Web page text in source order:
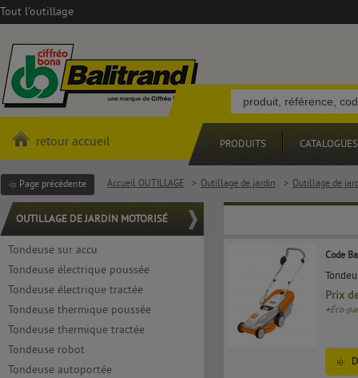
Tout l'outillage
retour accueil PRODUITS CATALOGUES
Page précédente Accueil OUTILLAGE > Outillage de jardin > Outillage de
OUTILLAGE DE JARDIN MOTORISÉ
Tondeuse sur accu
Tondeuse électrique poussée
Tondeuse électrique tractée
Tondeuse thermique poussée
Tondeuse thermique tractée
Tondeuse robot
Tondeuse autoportée
Code
Prix
+Éco-